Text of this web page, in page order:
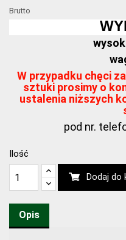
Brutto
W przypadku chęci
sztuki prosimy o
ustalenia niższych
pod nr.
Ilość
Dodaj do
Opis